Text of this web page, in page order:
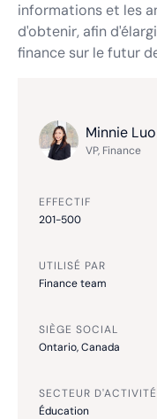
Minnie Luo
VP, Finance
EFFECTIF
201-500
UTILISÉ PAR
Finance team
SIÈGE SOCIAL
Ontario, Canada
SECTEUR D'ACTIVITÉ
Éducation
informations et les
d'obtenir, afin
finance sur le futur